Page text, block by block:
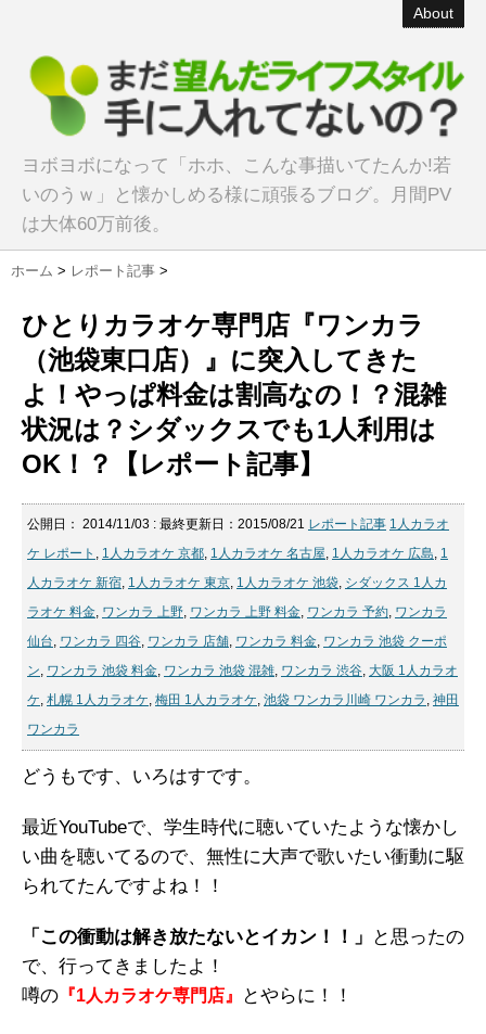
About
ヨボヨボになって「ホホ、こんな事描いてたんか!若
いのうｗ」と懐かしめる様に頑張るブログ。月間PV
は大体60万前後。
ホーム > レポート記事 >
ひとりカラオケ専門店『ワンカラ
（池袋東口店）』に突入してきた
よ！やっぱ料金は割高なの！？混雑
状況は？シダックスでも1人利用は
OK！？【レポート記事】
公開日： 2014/11/03 : 最終更新日：2015/08/21 レポート記事 1人カラオ
ケ レポート , 1人カラオケ 京都, 1人カラオケ 名古屋, 1人カラオケ 広島, 1
人カラオケ 新宿, 1人カラオケ 東京, 1人カラオケ 池袋, シダックス 1人カ
ラオケ 料金, ワンカラ 上野, ワンカラ 上野 料金, ワンカラ 予約, ワンカラ
仙台, ワンカラ 四谷, ワンカラ 店舗, ワンカラ 料金, ワンカラ 池袋 クーポ
ン, ワンカラ 池袋 料金, ワンカラ 池袋 混雑, ワンカラ 渋谷, 大阪 1人カラオ
ケ, 札幌 1人カラオケ, 梅田 1人カラオケ, 池袋 ワンカラ川崎 ワンカラ , 神田
ワンカラ
どうもです、いろはすです。
最近YouTubeで、学生時代に聴いていたような懐かし
い曲を聴いてるので、無性に大声で歌いたい衝動に駆
られてたんですよね！！
「この衝動は解き放たないとイカン！！」
と思ったの
で、行ってきましたよ！
噂の 『1人カラオケ専門店』 とやらに！！